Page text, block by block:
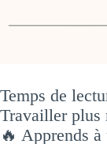
Temps de
Travailler plus
🔥 Apprends